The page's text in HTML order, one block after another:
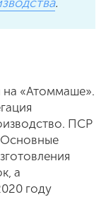
«Атоммаше».
ПСР
Основные
а
году